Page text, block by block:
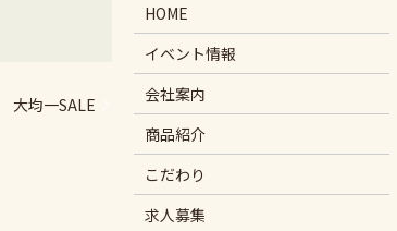
均一SALE
HOME
イベント情報
会社案内
商品紹介
こだわり
求人募集